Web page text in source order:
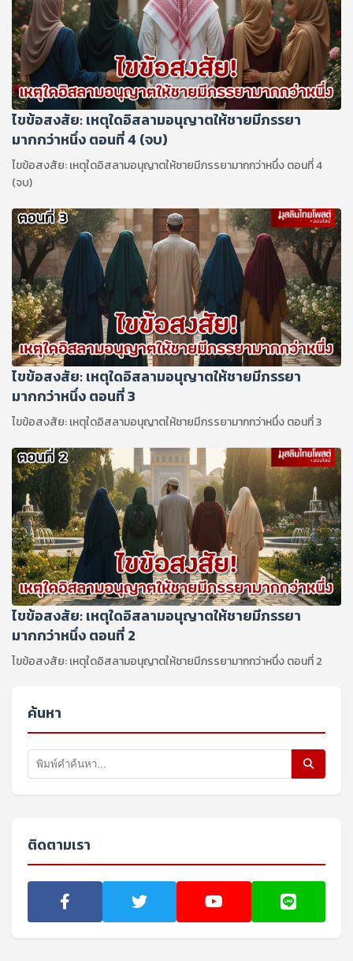
ไขข้อสงสัย: เหตุใดอิสลามอนุญาตให้ชายมีภรรยา
มากกว่าหนึ่ง ตอนที่ 4 (จบ)
ไขข้อสงสัย: เหตุใดอิสลามอนุญาตให้ชายมีภรรยามากกว่าหนึ่ง ตอนที่ 4
(จบ)
ไขข้อสงสัย: เหตุใดอิสลามอนุญาตให้ชายมีภรรยา
มากกว่าหนึ่ง ตอนที่ 3
ไขข้อสงสัย: เหตุใดอิสลามอนุญาตให้ชายมีภรรยามากกว่าหนึ่ง ตอนที่ 3
ไขข้อสงสัย: เหตุใดอิสลามอนุญาตให้ชายมีภรรยา
มากกว่าหนึ่ง ตอนที่ 2
ไขข้อสงสัย: เหตุใดอิสลามอนุญาตให้ชายมีภรรยามากกว่าหนึ่ง ตอนที่ 2
ค้นหา
ติดตามเรา